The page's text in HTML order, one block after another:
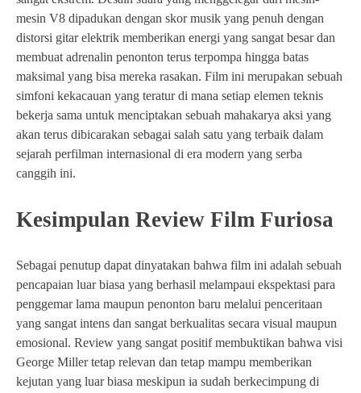
mesin V8 dipadukan dengan skor musik yang penuh dengan
distorsi gitar elektrik memberikan energi yang sangat besar dan
membuat adrenalin penonton terus terpompa hingga batas
maksimal yang bisa mereka rasakan. Film ini merupakan sebuah
simfoni kekacauan yang teratur di mana setiap elemen teknis
bekerja sama untuk menciptakan sebuah mahakarya aksi yang
akan terus dibicarakan sebagai salah satu yang terbaik dalam
sejarah perfilman internasional di era modern yang serba
canggih ini.
Kesimpulan Review Film Furiosa
Sebagai penutup dapat dinyatakan bahwa film ini adalah sebuah
pencapaian luar biasa yang berhasil melampaui ekspektasi para
penggemar lama maupun penonton baru melalui penceritaan
yang sangat intens dan sangat berkualitas secara visual maupun
emosional. Review yang sangat positif membuktikan bahwa visi
George Miller tetap relevan dan tetap mampu memberikan
kejutan yang luar biasa meskipun ia sudah berkecimpung di